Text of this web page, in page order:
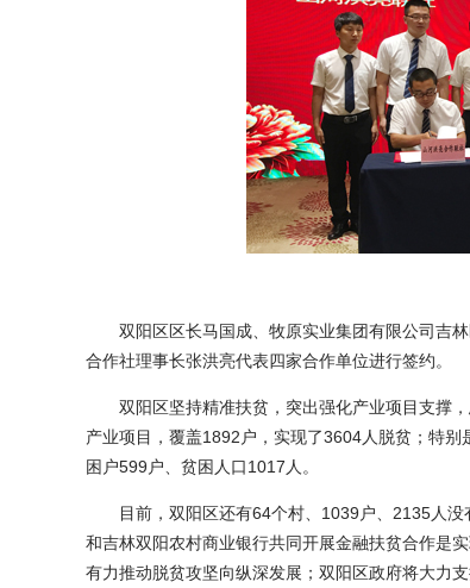
双阳区区长马国成、牧原实业集团有限公司吉林
合作社理事长张洪亮代表四家合作单位进行签约。
双阳区坚持精准扶贫，突出强化产业项目支撑，
产业项目，覆盖1892户，实现了3604人脱贫；特
困户599户、贫困人口1017人。
目前，双阳区还有64个村、1039户、2135人没
和吉林双阳农村商业银行共同开展金融扶贫合作是
有力推动脱贫攻坚向纵深发展；双阳区政府将大力